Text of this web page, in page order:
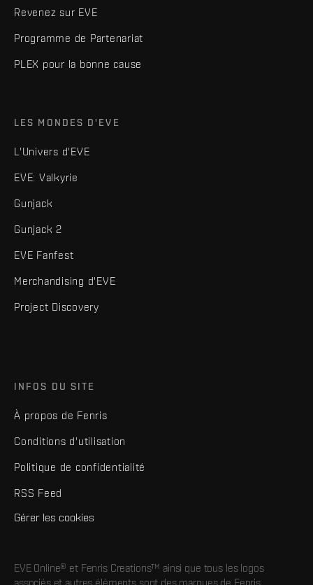
Revenez sur EVE
Programme de Partenariat
PLEX pour la bonne cause
LES MONDES D'EVE
L'Univers d'EVE
EVE: Valkyrie
Gunjack
Gunjack 2
EVE Fanfest
Merchandising d'EVE
Project Discovery
INFOS DU SITE
À propos de Fenris
Conditions d'utilisation
Politique de confidentialité
RSS Feed
Gérer les cookies
EVE Online® et Fenris Creations™ ainsi que tous les logos